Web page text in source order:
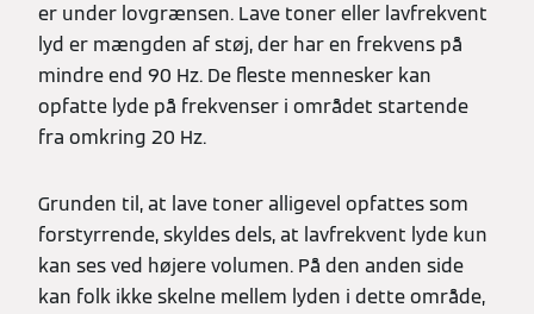
er under lovgrænsen. Lave toner eller lavfrekvent
lyd er mængden af støj, der har en frekvens på
mindre end 90 Hz. De fleste mennesker kan
opfatte lyde på frekvenser i området startende
fra omkring 20 Hz.
Grunden til, at lave toner alligevel opfattes som
forstyrrende, skyldes dels, at lavfrekvent lyde kun
kan ses ved højere volumen. På den anden side
kan folk ikke skelne mellem lyden i dette område,